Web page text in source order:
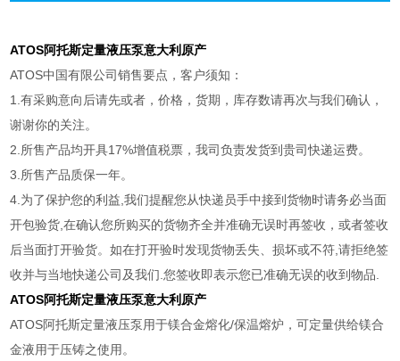
ATOS阿托斯定量液压泵意大利原产
ATOS中国有限公司销售要点，客户须知：
1.有采购意向后请先或者，价格，货期，库存数请再次与我们确认，
谢谢你的关注。
2.所售产品均开具17%增值税票，我司负责发货到贵司快递运费。
3.所售产品质保一年。
4.为了保护您的利益,我们提醒您从快递员手中接到货物时请务必当面
开包验货,在确认您所购买的货物齐全并准确无误时再签收，或者签收
后当面打开验货。如在打开验时发现货物丢失、损坏或不符,请拒绝签
收并与当地快递公司及我们.您签收即表示您已准确无误的收到物品.
ATOS阿托斯定量液压泵意大利原产
ATOS阿托斯定量液压泵用于镁合金熔化/保温熔炉，可定量供给镁合
金液用于压铸之使用。